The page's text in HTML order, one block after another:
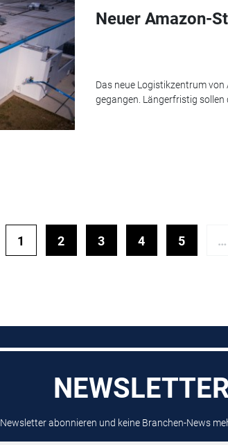
Neuer Amazon-
Das neue Logistikzentrum
gegangen. Längerfristig sollen
1 2 3 4 5 …
Newsletter abonnieren und keine Branchen-News